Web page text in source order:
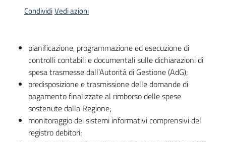
L'Agenzia
Settori
intervento
Servizi
CondividiVedi azioni
pianificazione, programmazione ed esecuzione di
controlli contabili e documentali sulle dichiarazioni di
spesa trasmesse dall’Autorità di Gestione (AdG);
predisposizione e trasmissione delle domande di
pagamento finalizzate al rimborso delle spese
sostenute dalla Regione;
monitoraggio dei sistemi informativi comprensivi del
registro debitori;